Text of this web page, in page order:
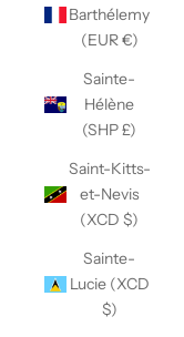
Barthélemy
(EUR €)
Sainte-
Hélène
(SHP £)
Saint-Kitts-
et-Nevis
(XCD $)
Sainte-
Lucie (XCD
$)